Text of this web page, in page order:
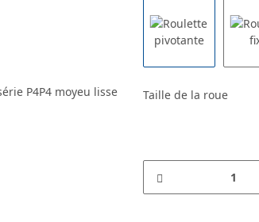
Taille de la roue